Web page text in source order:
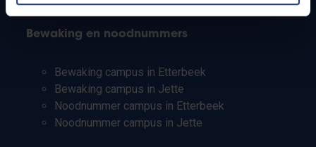
Bewaking en noodnummers
Bewaking campus in Etterbeek
Bewaking campus in Jette
Noodnummer campus in Etterbeek
Noodnummer campus in Jette